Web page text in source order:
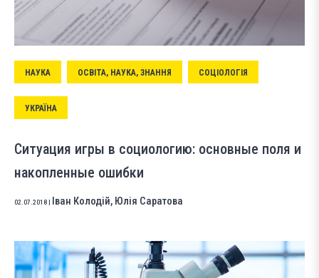
НАУКА ОСВІТА, НАУКА, ЗНАННЯ СОЦІОЛОГІЯ
УКРАЇНА
Ситуация игры в социологию: основные поля и
накопленные ошибки
02.07.2018 Іван Колодій, Юлія Саратова